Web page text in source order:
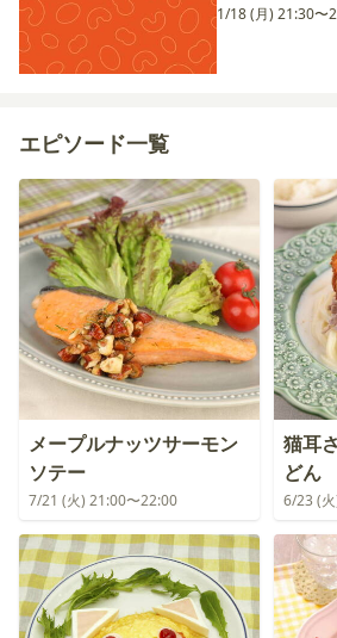
1/18 (月) 21:30〜
エピソード一覧
メープルナッツサーモン
ソテー
7/21 (火) 21:00〜22:00
猫耳
どん
6/23 (